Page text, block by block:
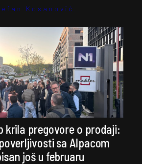
Kosanović
krila pregovore o prodaji:
sa Alpacom
još u februaru